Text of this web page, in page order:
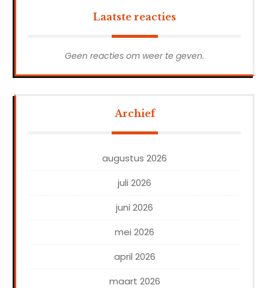
Laatste reacties
Geen reacties om weer te geven.
Archief
augustus 2026
juli 2026
juni 2026
mei 2026
april 2026
maart 2026